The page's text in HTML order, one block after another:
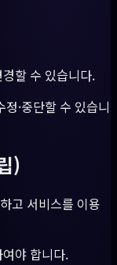
할 수 있습니다.
·중단할 수 있습니
)
고 서비스를 이용
야 합니다.